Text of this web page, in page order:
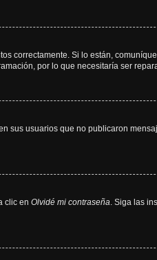
correctamente. Si lo están,
por lo que necesitaría ser
sus usuarios que no publicaron
clic en Olvidé mi contraseña. Siga las